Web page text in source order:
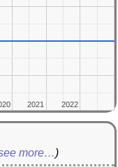
2021
2021 2022
2022
more…)